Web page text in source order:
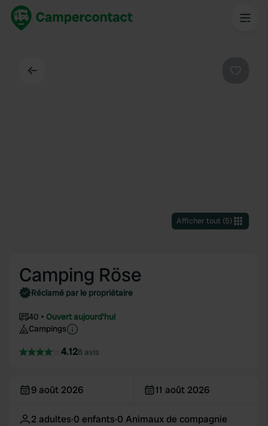
Afficher tout(5)
Camping Röse
Réclamé par le propriétaire
40
Ouvert aujourd'hui
Campings
4.128 avis
9 août 2026 11 août 2026
2 adultes·0 enfants·0 Animaux de compagnie